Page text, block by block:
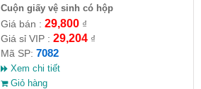
Cuộn giấy vệ sinh có hộp
Giá bán : 29,800₫
Giá sỉ VIP : 29,204₫
Mã SP: 7082
Xem chi tiết
Giỏ hàng